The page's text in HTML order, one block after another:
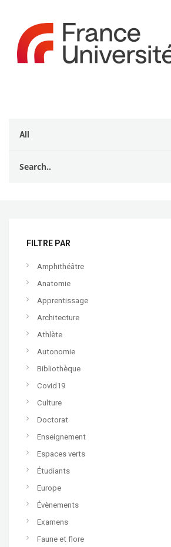
FILTRE PAR
Amphithéâtre
Anatomie
Apprentissage
Architecture
Athlète
Autonomie
Bibliothèque
Covid19
Culture
Doctorat
Enseignement
Espaces verts
Étudiants
Europe
Évènements
Examens
Faune et flore